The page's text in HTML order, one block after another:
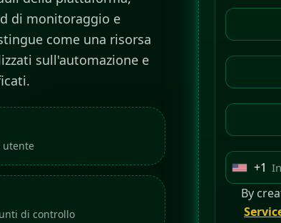
di monitoraggio e
come una risorsa
sull'automazione e
utente
di controllo
U
n
+1
By